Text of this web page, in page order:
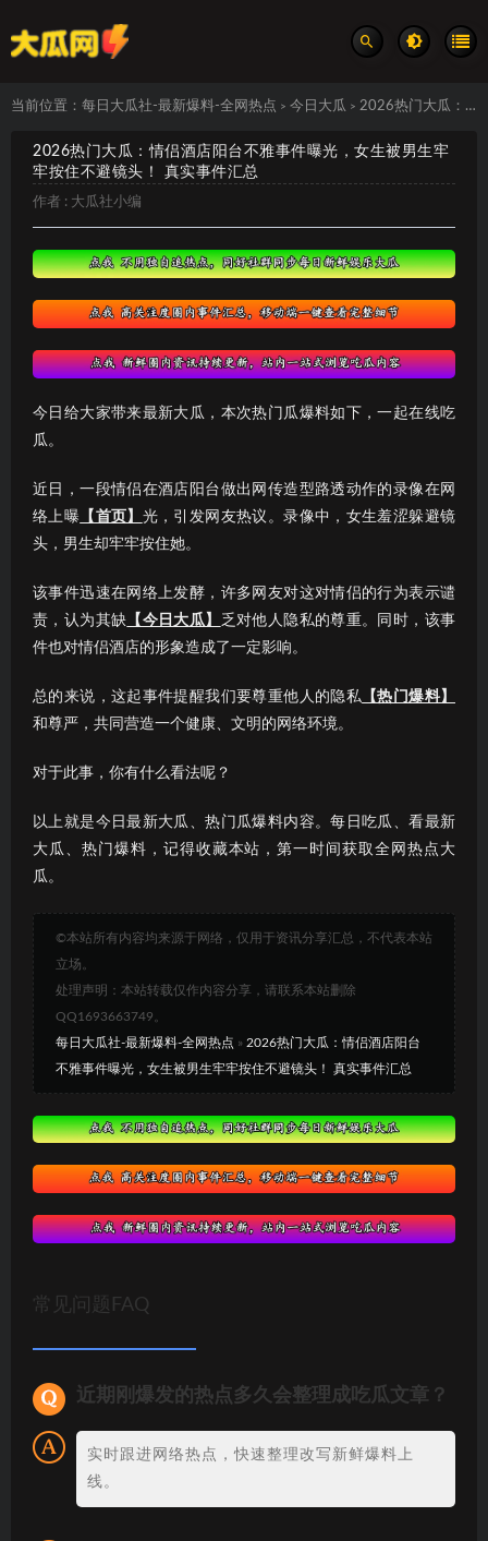
当前位置： 每日大瓜社-最新爆料-全网热点 > 今日大瓜 > 2026热门大瓜：情侣酒店阳台不雅事件曝光，女生被男生牢牢按住不避镜头！ 真实事件汇总
2026热门大瓜：情侣酒店阳台不雅事件曝光，女生被男生牢
牢按住不避镜头！ 真实事件汇总
作者 : 大瓜社小编
今日给大家带来最新大瓜，本次热门瓜爆料如下，一起在线吃
瓜。
近日，一段情侣在酒店阳台做出网传造型路透动作的录像在网
络上曝 【首页】 光，引发网友热议。录像中，女生羞涩躲避镜
头，男生却牢牢按住她。
该事件迅速在网络上发酵，许多网友对这对情侣的行为表示谴
责，认为其缺 【今日大瓜】 乏对他人隐私的尊重。同时，该事
件也对情侣酒店的形象造成了一定影响。
总的来说，这起事件提醒我们要尊重他人的隐私 【热门爆料】
和尊严，共同营造一个健康、文明的网络环境。
对于此事，你有什么看法呢？
以上就是今日最新大瓜、热门瓜爆料内容。每日吃瓜、看最新
大瓜、热门爆料，记得收藏本站，第一时间获取全网热点大
瓜。
©本站所有内容均来源于网络，仅用于资讯分享汇总，不代表本站
立场。
处理声明：本站转载仅作内容分享，请联系本站删除
QQ1693663749。
每日大瓜社-最新爆料-全网热点 » 2026热门大瓜：情侣酒店阳台
不雅事件曝光，女生被男生牢牢按住不避镜头！ 真实事件汇总
常见问题FAQ
近期刚爆发的热点多久会整理成吃瓜文章？
实时跟进网络热点，快速整理改写新鲜爆料上
线。